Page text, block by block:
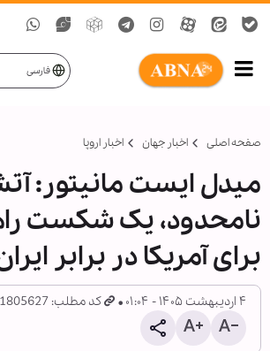
فارسی
صفحه اصلی اخبار جهان اخبار اروپا
میدل ایست مانیتور:
نامحدود، یک شکست
برای آمریکا در برابر
۴ اردیبهشت ۱۴۰۵ - ۰۱:۰۴ کد مطلب: 1805627